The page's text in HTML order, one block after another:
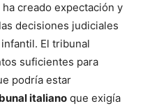
creado expectación y
decisiones judiciales
El tribunal
suficientes para
podría estar
italiano que exigía